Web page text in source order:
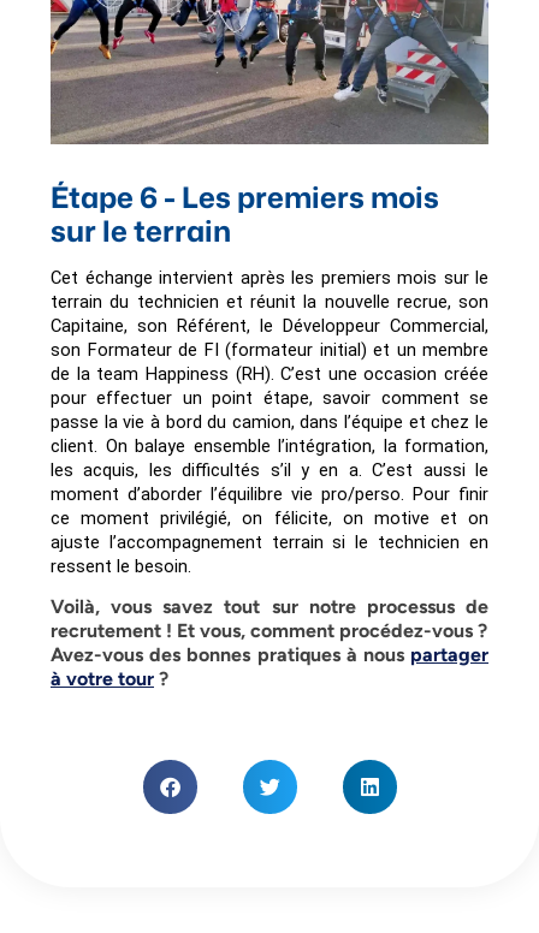
Étape 6 - Les premiers mois
sur le terrain
Cet échange intervient après les premiers mois sur le
terrain du technicien et réunit la nouvelle recrue, son
Capitaine, son Référent, le Développeur Commercial,
son Formateur de FI (formateur initial) et un membre
de la team Happiness (RH). C’est une occasion créée
pour effectuer un point étape, savoir comment se
passe la vie à bord du camion, dans l’équipe et chez le
client. On balaye ensemble l’intégration, la formation,
les acquis, les difficultés s’il y en a. C’est aussi le
moment d’aborder l’équilibre vie pro/perso. Pour finir
ce moment privilégié, on félicite, on motive et on
ajuste l’accompagnement terrain si le technicien en
ressent le besoin.
Voilà, vous savez tout sur notre processus de
recrutement ! Et vous, comment procédez-vous ?
Avez-vous des bonnes pratiques à nous partager
à votre tour ?